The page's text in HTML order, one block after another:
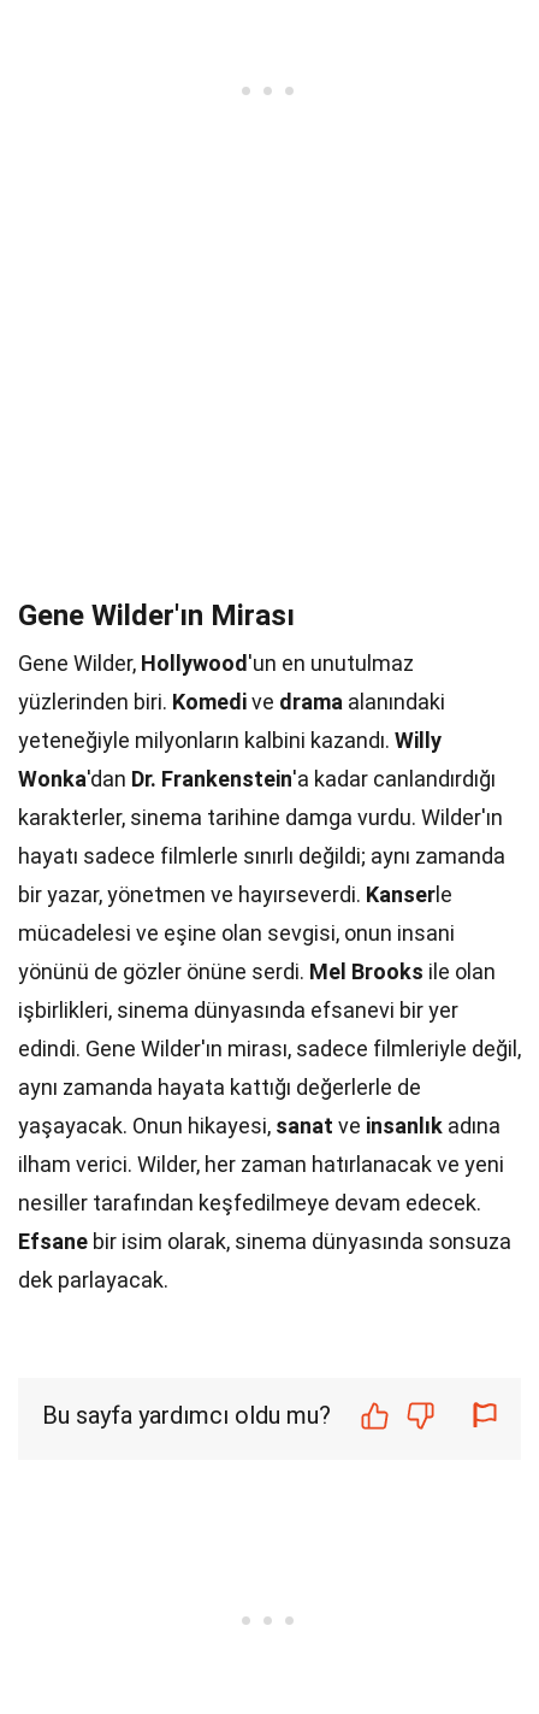
Gene Wilder'ın Mirası
Gene Wilder, Hollywood 'un en unutulmaz
yüzlerinden biri. Komedive drama alanındaki
yeteneğiyle milyonların kalbini kazandı. Willy
Wonka'dan Dr. Frankenstein'a kadar canlandırdığı
karakterler, sinema tarihine damga vurdu. Wilder'ın
hayatı sadece filmlerle sınırlı değildi; aynı zamanda
bir yazar, yönetmen ve hayırseverdi. Kanser le
mücadelesi ve eşine olan sevgisi, onun insani
yönünü de gözler önüne serdi. Mel Brooks ile olan
işbirlikleri, sinema dünyasında efsanevi bir yer
edindi. Gene Wilder'ın mirası, sadece filmleriyle değil,
aynı zamanda hayata kattığı değerlerle de
yaşayacak. Onun hikayesi, sanat ve insanlık adına
ilham verici. Wilder, her zaman hatırlanacak ve yeni
nesiller tarafından keşfedilmeye devam edecek.
Efsane bir isim olarak, sinema dünyasında sonsuza
dek parlayacak.
Bu sayfa yardımcı oldu mu?